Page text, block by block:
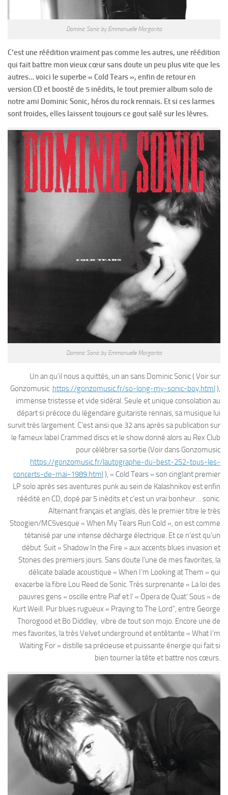
Dominic Sonic by Emmanuelle Margarita
C’est une réédition vraiment pas comme les autres, une réédition
qui fait battre mon vieux cœur sans doute un peu plus vite que les
autres… voici le superbe « Cold Tears », enfin de retour en
version CD et boosté de 5 inédits, le tout premier album solo de
notre ami Dominic Sonic, héros du rock rennais. Et si ces larmes
sont froides, elles laissent toujours ce gout salé sur les lèvres.
Dominic Sonic by Emmanuelle Margarita
Un an qu’il nous a quittés, un an sans Dominic Sonic ( Voir sur
Gonzomusic https://gonzomusic.fr/so-long-my-sonic-boy.html ),
immense tristesse et vide sidéral. Seule et unique consolation au
départ si précoce du légendaire guitariste rennais, sa musique lui
survit très largement. C’est ainsi que 32 ans après sa publication sur
le fameux label Crammed discs et le show donné alors au Rex Club
pour célébrer sa sortie (Voir dans Gonzomusic
https://gonzomusic.fr/lautographe-du-best-252-tous-les-
concerts-de-mai-1989.html ), « Cold Tears » son cinglant premier
LP solo après ses aventures punk au sein de Kalashnikov est enfin
réédité en CD, dopé par 5 inédits et c’est un vrai bonheur… sonic.
Alternant français et anglais, dès le premier titre le très
Stoogien/MC5vesque « When My Tears Run Cold », on est comme
tétanisé par une intense décharge électrique. Et ce n’est qu’un
début. Suit « Shadow In the Fire » aux accents blues invasion et
Stones des premiers jours. Sans doute l’une de mes favorites, la
délicate balade acoustique « When I’m Looking at Them » qui
exacerbe la fibre Lou Reed de Sonic. Très surprenante « La loi des
pauvres gens » oscille entre Piaf et l’ « Opera de Quat’ Sous » de
Kurt Weill. Pur blues rugueux « Praying to The Lord”, entre George
Thorogood et Bo Diddley, vibre de tout son mojo. Encore une de
mes favorites, la très Velvet underground et entêtante « What I’m
Waiting For » distille sa précieuse et puissante énergie qui fait si
bien tourner la tête et battre nos cœurs.